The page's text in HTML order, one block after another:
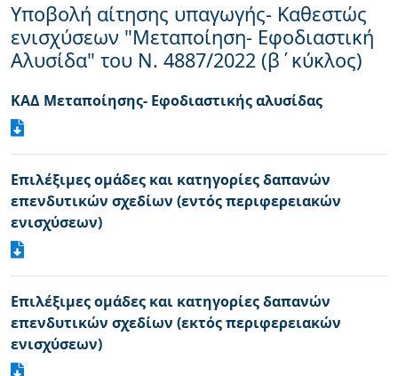
Υποβολή αίτησης υπαγωγής- Καθεστώς
ενισχύσεων "Μεταποίηση- Εφοδιαστική
Αλυσίδα" του Ν. 4887/2022 (β΄κύκλος)
ΚΑΔ Μεταποίησης- Εφοδιαστικής αλυσίδας
Επιλέξιμες ομάδες και κατηγορίες δαπανών
επενδυτικών σχεδίων (εντός περιφερειακών
ενισχύσεων)
Επιλέξιμες ομάδες και κατηγορίες δαπανών
επενδυτικών σχεδίων (εκτός περιφερειακών
ενισχύσεων)